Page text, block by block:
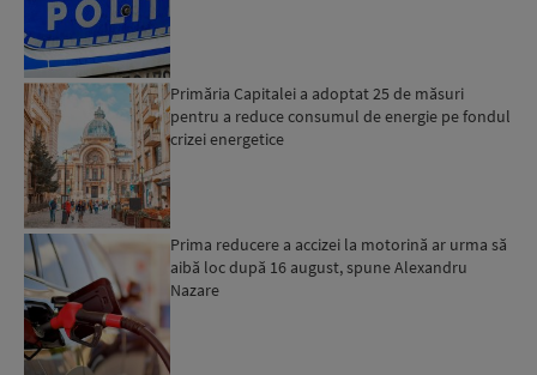
Primăria Capitalei a adoptat 25 de măsuri
pentru a reduce consumul de energie pe fondul
crizei energetice
Prima reducere a accizei la motorină ar urma să
aibă loc după 16 august, spune Alexandru
Nazare